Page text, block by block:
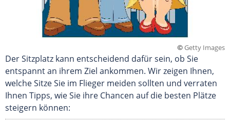
©Getty Images
Der Sitzplatz kann entscheidend dafür sein, ob Sie
entspannt an ihrem Ziel ankommen. Wir zeigen Ihnen,
welche Sitze Sie im Flieger meiden sollten und verraten
Ihnen Tipps, wie Sie ihre Chancen auf die besten Plätze
steigern können: